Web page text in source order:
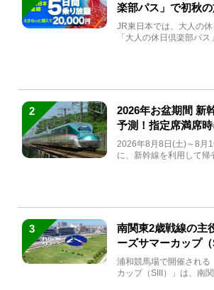
楽部パス」で初秋
JR東日本では、大人の
「大人の休日倶楽部パ
2
2026年お盆期間 新
予測！指定席満席
急券も解説
2026年8月8日(土)～8月
に、新幹線を利用して帰
3
南関東2歳戦線の主
ーズサマーカップ
馬と見どころをチ
浦和競馬場で開催される
カップ（SIII）」は、南